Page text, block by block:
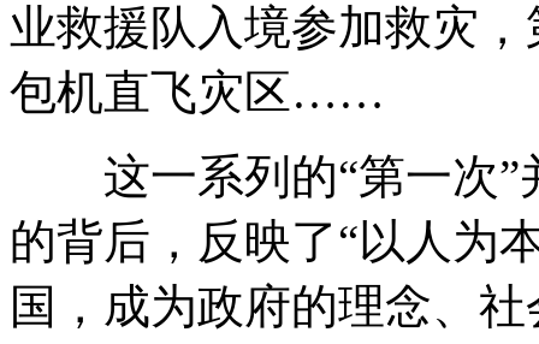
业救援队入境参加救灾
包机直飞灾区……
这一系列的“第一次”
的背后，反映了“以人为
国，成为政府的理念、